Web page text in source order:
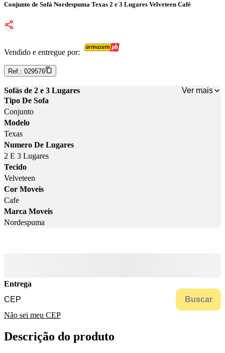
Conjunto de Sofá Nordespuma Texas 2 e 3 Lugares Velveteen Café
Vendido e entregue por:
Ref.: 029576
Sofás de 2 e 3 Lugares
Ver mais
Tipo De Sofa
Conjunto
Modelo
Texas
Numero De Lugares
2 E 3 Lugares
Tecido
Velveteen
Cor Moveis
Cafe
Marca Moveis
Nordespuma
Entrega
Buscar
Não sei meu CEP
Descrição do produto